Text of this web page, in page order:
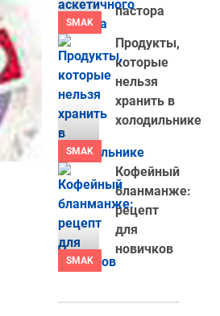
SMAK
пастора
SMAK
Продукты,
которые
нельзя
хранить в
холодильнике
SMAK
Кофейный
бланманже:
рецепт
для
новичков